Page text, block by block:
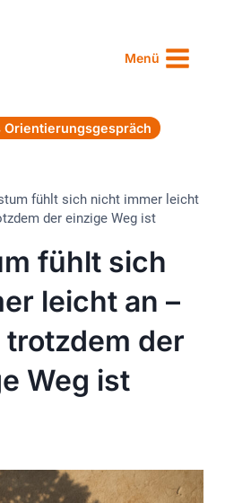
Menü
fühlt sich nicht immer leicht
der einzige Weg ist
fühlt sich
leicht an –
der
Weg ist